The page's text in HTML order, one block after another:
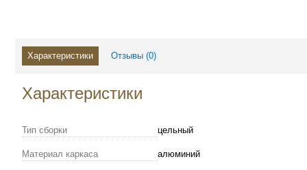
Характеристики Отзывы (0)
Характеристики
Тип сборки цельный
Материал каркаса алюминий